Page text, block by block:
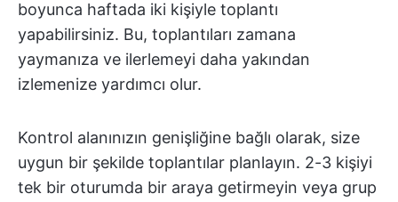
boyunca haftada iki kişiyle toplantı
yapabilirsiniz. Bu, toplantıları zamana
yaymanıza ve ilerlemeyi daha yakından
izlemenize yardımcı olur.
Kontrol alanınızın genişliğine bağlı olarak, size
uygun bir şekilde toplantılar planlayın. 2-3 kişiyi
tek bir oturumda bir araya getirmeyin veya grup